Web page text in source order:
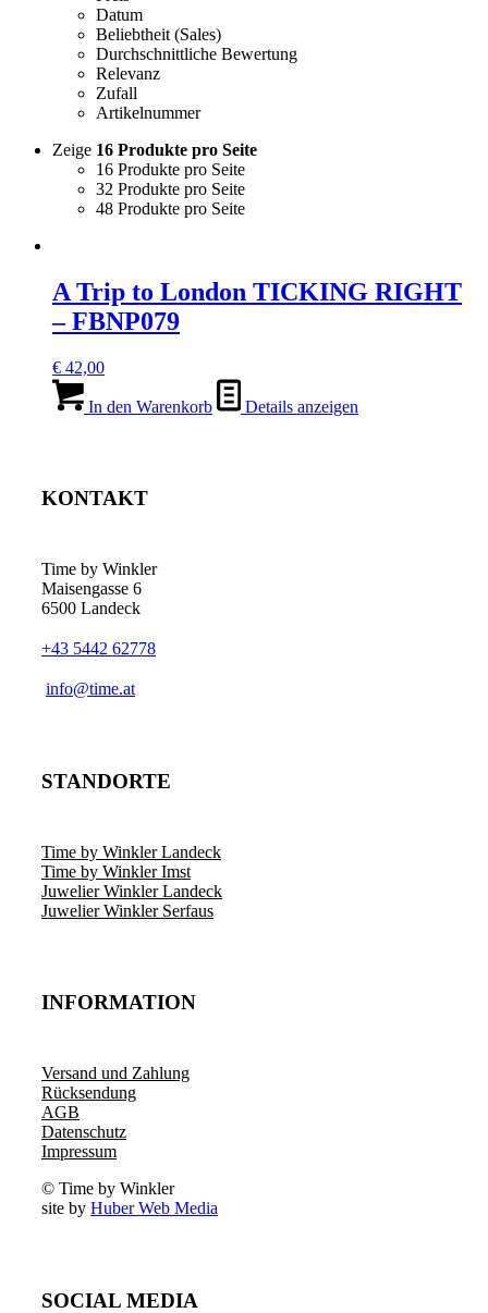
Datum
Beliebtheit (Sales)
Durchschnittliche Bewertung
Relevanz
Zufall
Artikelnummer
Zeige 16 Produkte pro Seite
16 Produkte pro Seite
32 Produkte pro Seite
48 Produkte pro Seite
A Trip to London TICKING RIGHT
– FBNP079
€ 42,00
In den Warenkorb Details anzeigen
KONTAKT
Time by Winkler
Maisengasse 6
6500 Landeck
+43 5442 62778
­info@time.at
STANDORTE
Time by Winkler Landeck
Time by Winkler Imst
Juwelier Winkler Landeck
Juwelier Winkler Serfaus
INFORMATION
Versand und Zahlung
Rücksendung
AGB
Datenschutz
Impressum
© Time by Winkler
site by Huber Web Media
SOCIAL MEDIA